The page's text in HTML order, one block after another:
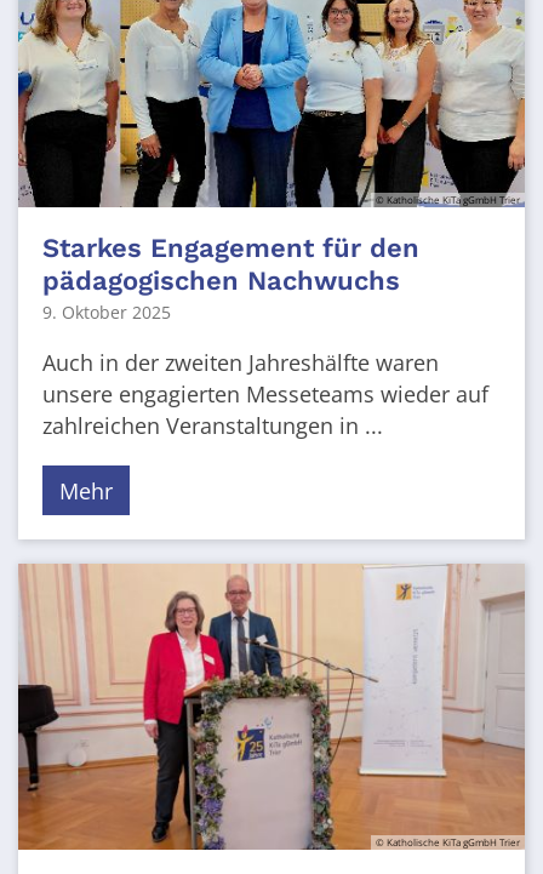
© Katholische KiTa gGmbH Trier
Starkes Engagement für den
pädagogischen Nachwuchs
9. Oktober 2025
Auch in der zweiten Jahreshälfte waren
unsere engagierten Messeteams wieder auf
zahlreichen Veranstaltungen in ...
Mehr
© Katholische KiTa gGmbH Trier